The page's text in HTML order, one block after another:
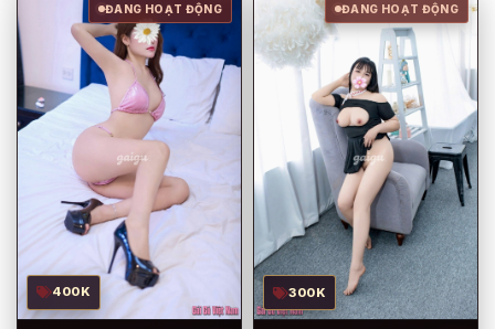
ĐANG HOẠT ĐỘNG
400K
ĐANG HOẠT ĐỘNG
300K